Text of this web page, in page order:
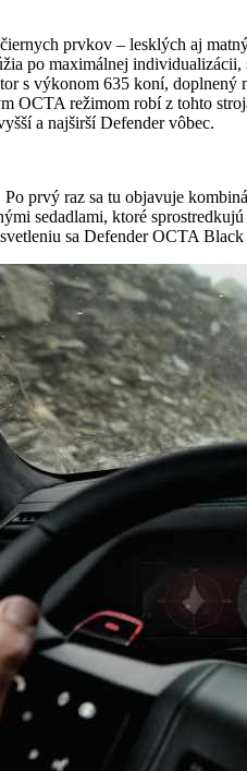
prvkov – lesklých aj
po maximálnej
s výkonom 635 koní,
OCTA režimom robí z tohto
a najširší Defender vôbec.
Po prvý raz sa tu objavuje
sedadlami, ktoré
sa Defender OCTA